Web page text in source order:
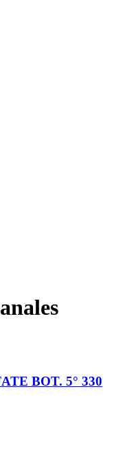
BOT. 5° 330